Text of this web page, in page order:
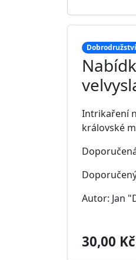
Dobrodružství
Intrikaření
královské
Autor: Jan
30,00 Kč